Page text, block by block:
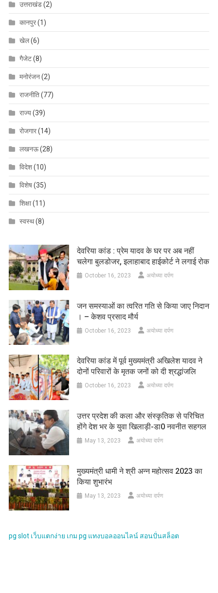
उत्तराखंड(2)
कानपुर(1)
खेल(6)
गैजेट(8)
मनोरंजन(2)
राजनीति(77)
राज्य(39)
रोजगार(14)
लखनऊ(28)
विदेश(10)
विशेष(35)
शिक्षा(11)
स्वस्थ(8)
देवरिया कांड : प्रेम यादव के घर पर अब नहीं
चलेगा बुलडोजर, इलाहाबाद हाईकोर्ट ने लगाई रोक
October 16, 2023 अयोध्या दर्पण
जन समस्याओं का त्वरित गति से किया जाए निदान
। – केशव प्रसाद मौर्य
October 16, 2023 अयोध्या दर्पण
देवरिया कांड में पूर्व मुख्यमंत्री अखिलेश यादव ने
दोनों परिवारों के मृतक जनों को दी श्रद्धांजलि
October 16, 2023 अयोध्या दर्पण
उत्तर प्रदेश की कला और संस्कृतिक से परिचित
होंगे देश भर के युवा खिलाड़ी-डा0 नवनीत सहगल
May 13, 2023 अयोध्या दर्पण
मुख्यमंत्री धामी ने श्री अन्न महोत्सव 2023 का
किया शुभारंभ
May 13, 2023 अयोध्या दर्पण
pg slot เว็บแตกง่าย เกม pg แทงบอลออนไลน์ สอนปั่นสล็อต